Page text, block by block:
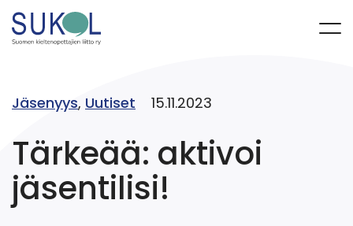
Jäsenyys, Uutiset 15.11.2023
Tärkeää: aktivoi
jäsentilisi!